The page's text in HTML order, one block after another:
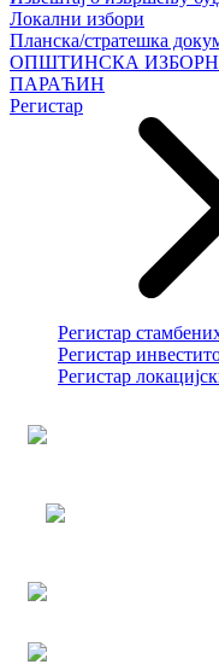
Локални избори
Планска/стратешка
ОПШТИНСКА
ПАРАЋИН
Регистар
Регистар
Регистар
Регистар